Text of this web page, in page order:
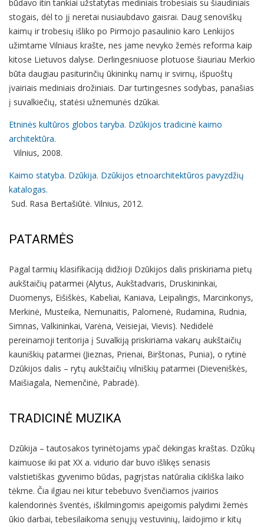
būdavo itin tankiai užstatytas mediniais trobesiais su šiaudiniais
stogais, dėl to jį neretai nusiaubdavo gaisrai. Daug senoviškų
kaimų ir trobesių išliko po Pirmojo pasaulinio karo Lenkijos
užimtame Vilniaus krašte, nes jame nevyko žemės reforma kaip
kitose Lietuvos dalyse. Derlingesniuose plotuose šiauriau Merkio
būta daugiau pasiturinčių ūkininkų namų ir svirnų, išpuoštų
įvairiais mediniais drožiniais. Dar turtingesnes sodybas, panašias
į suvalkiečių, statėsi užnemunės dzūkai.
Etninės kultūros globos taryba. Dzūkijos tradicinė kaimo
architektūra.
Vilnius, 2008.
Kaimo statyba. Dzūkija. Dzūkijos etnoarchitektūros pavyzdžių
katalogas.
Sud. Rasa Bertašiūtė. Vilnius, 2012.
PATARMĖS
Pagal tarmių klasifikaciją didžioji Dzūkijos dalis priskiriama pietų
aukštaičių patarmei (Alytus, Aukštadvaris, Druskininkai,
Duomenys, Eišiškės, Kabeliai, Kaniava, Leipalingis, Marcinkonys,
Merkinė, Musteika, Nemunaitis, Palomenė, Rudamina, Rudnia,
Simnas, Valkininkai, Varėna, Veisiejai, Vievis). Nedidelė
pereinamoji teritorija į Suvalkiją priskiriama vakarų aukštaičių
kauniškių patarmei (Jieznas, Prienai, Birštonas, Punia), o rytinė
Dzūkijos dalis – rytų aukštaičių vilniškių patarmei (Dieveniškės,
Maišiagala, Nemenčinė, Pabradė).
TRADICINĖ MUZIKA
Dzūkija – tautosakos tyrinėtojams ypač dėkingas kraštas. Dzūkų
kaimuose iki pat XX a. vidurio dar buvo išlikęs senasis
valstietiškas gyvenimo būdas, pagrįstas natūralia cikliška laiko
tėkme. Čia ilgiau nei kitur tebebuvo švenčiamos įvairios
kalendorinės šventės, iškilmingomis apeigomis palydimi žemės
ūkio darbai, tebesilaikoma senųjų vestuvinių, laidojimo ir kitų